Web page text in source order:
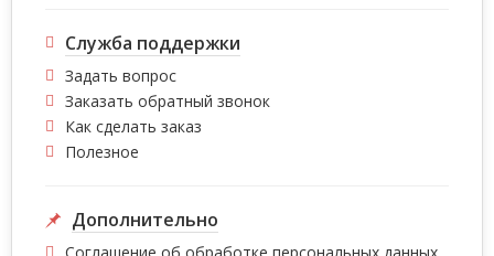
Служба поддержки
Задать вопрос
Заказать обратный звонок
Как сделать заказ
Полезное
Дополнительно